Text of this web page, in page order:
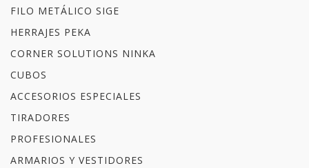
FILO METÁLICO SIGE
HERRAJES PEKA
CORNER SOLUTIONS NINKA
CUBOS
ACCESORIOS ESPECIALES
TIRADORES
PROFESIONALES
ARMARIOS Y VESTIDORES